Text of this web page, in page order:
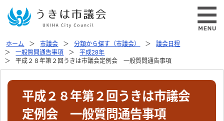
ホーム 市議会 分類から探す（市議会）
議会日程
一般質問通告事項
平成28年
平成２８年第２回うきは市議会定例会 一般質問通告事項
平成２８年第２回うきは市議会
定例会 一般質問通告事項